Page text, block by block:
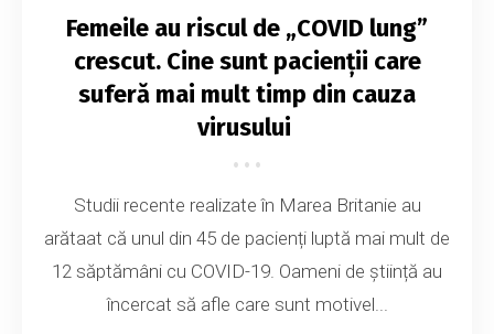
Femeile au riscul de „COVID lung”
crescut. Cine sunt pacienții care
suferă mai mult timp din cauza
virusului
Studii recente realizate în Marea Britanie au
arătaat că unul din 45 de pacienți luptă mai mult de
12 săptămâni cu COVID-19. Oameni de știință au
încercat să afle care sunt motivel...